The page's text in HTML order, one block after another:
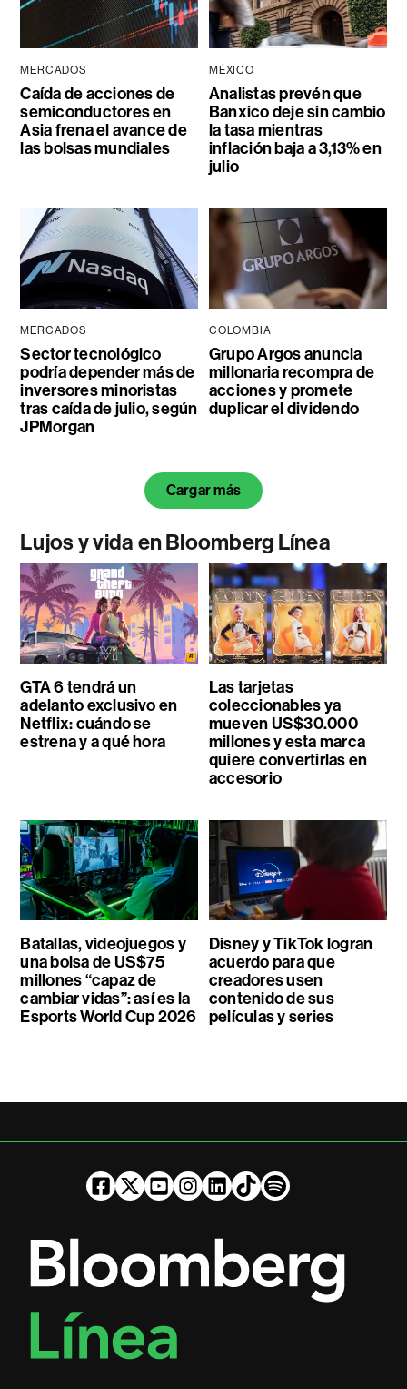
MERCADOS
Caída de acciones de
semiconductores en
Asia frena el avance de
las bolsas mundiales
MÉXICO
Analistas prevén que
Banxico deje sin cambio
la tasa mientras
inflación baja a 3,13% en
julio
MERCADOS
Sector tecnológico
podría depender más de
inversores minoristas
tras caída de julio, según
JPMorgan
COLOMBIA
Grupo Argos anuncia
millonaria recompra de
acciones y promete
duplicar el dividendo
Cargar más
Lujos y vida en Bloomberg Línea
GTA 6 tendrá un
adelanto exclusivo en
Netflix: cuándo se
estrena y a qué hora
Las tarjetas
coleccionables ya
mueven US$30.000
millones y esta marca
quiere convertirlas en
accesorio
Batallas, videojuegos y
una bolsa de US$75
millones “capaz de
cambiar vidas”: así es la
Esports World Cup 2026
Disney y TikTok logran
acuerdo para que
creadores usen
contenido de sus
películas y series